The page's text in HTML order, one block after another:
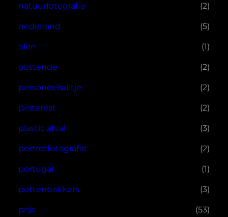
natuurfotografie (2)
nederland (5)
olen (1)
oostende (2)
personeelsuitje (2)
pinterest (2)
plastic afval (3)
portretfotografie (2)
portugal (1)
pottenbakkers (3)
prijs (53)